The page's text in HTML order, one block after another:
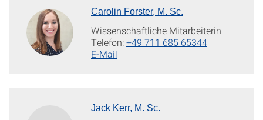
Carolin Forster, M. Sc.
Wissenschaftliche Mitarbeiterin
Telefon:+49 711 685 65344
E-Mail
Jack Kerr, M. Sc.